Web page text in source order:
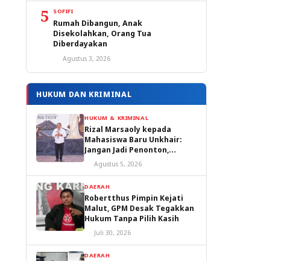
5 SOFIFI
Rumah Dibangun, Anak
Disekolahkan, Orang Tua
Diberdayakan
Agustus 3, 2026
HUKUM DAN KRIMINAL
HUKUM & KRIMINAL
Rizal Marsaoly kepada
Mahasiswa Baru Unkhair:
Jangan Jadi Penonton,
Jadilah Penggerak Masa
Depan Ternate dan Maluku
Agustus 5, 2026
DAERAH
Robertthus Pimpin Kejati
Malut, GPM Desak Tegakkan
Hukum Tanpa Pilih Kasih
Juli 30, 2026
DAERAH